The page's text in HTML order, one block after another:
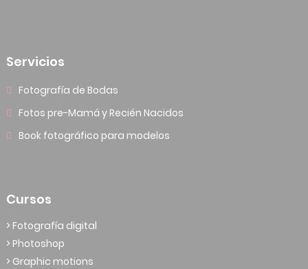
Servicios
Fotografía de Bodas
Fotos pre-Mamá y Recién Nacidos
Book fotográfico para modelos
Cursos
> Fotografía digital
> Photoshop
> Graphic motions